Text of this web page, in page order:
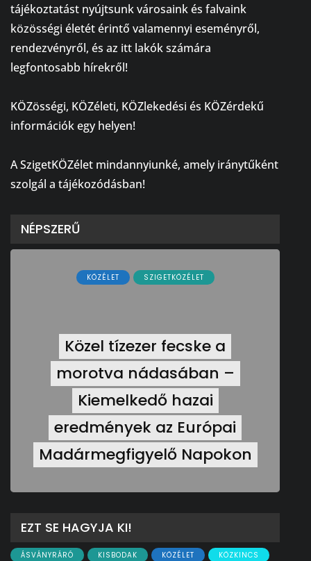
tájékoztatást nyújtsunk városaink és falvaink
közösségi életét érintő valamennyi eseményről,
rendezvényről, és az itt lakók számára
legfontosabb hírekről!
KÖZösségi, KÖZéleti, KÖZlekedési és KÖZérdekű
információk egy helyen!
A SzigetKÖZélet mindannyiunké, amely iránytűként
szolgál a tájékozódásban!
NÉPSZERŰ
KÖZÉLET SZIGETKÖZÉLET
Közel tízezer fecske a
morotva nádasában –
Kiemelkedő hazai
eredmények az Európai
Madármegfigyelő Napokon
EZT SE HAGYJA KI!
ÁSVÁNYRÁRÓ KISBODAK KÖZÉLET KÖZKINCS